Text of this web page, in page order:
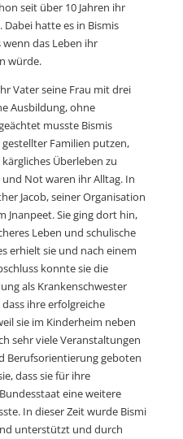
seit über 10 Jahren ihr
hatte es in Bismis
das Leben ihr
würde.
Vater seine Frau mit drei
Ausbildung, ohne
musste Bismis
Familien putzen,
Überleben zu
Not waren ihr Alltag. In
Jacob, seiner Organisation
Jnanpeet. Sie ging dort hin,
Leben und schulische
erhielt sie und nach einem
konnte sie die
als Krankenschwester
ihre erfolgreiche
sie im Kinderheim neben
sehr viele Veranstaltungen
Berufsorientierung geboten
dass sie für ihre
eine weitere
In dieser Zeit wurde Bismi
unterstützt und durch